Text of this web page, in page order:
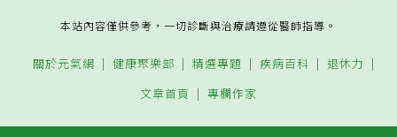
本站內容僅供參考，一切診斷與治療請遵從醫師指導。
關於元氣網 健康聚樂部 精選專題 疾病百科
退休力
文章首頁
專欄作家